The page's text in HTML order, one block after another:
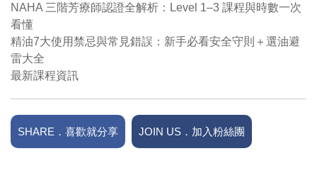
NAHA 三階芳療師認證全解析：Level 1–3 課程與時數一次
看懂
精油7大使用禁忌與常見錯誤：新手必看安全守則＋選油避
雷大全
最新課程資訊
SHARE．喜歡就分享 JOIN US．加入粉絲團